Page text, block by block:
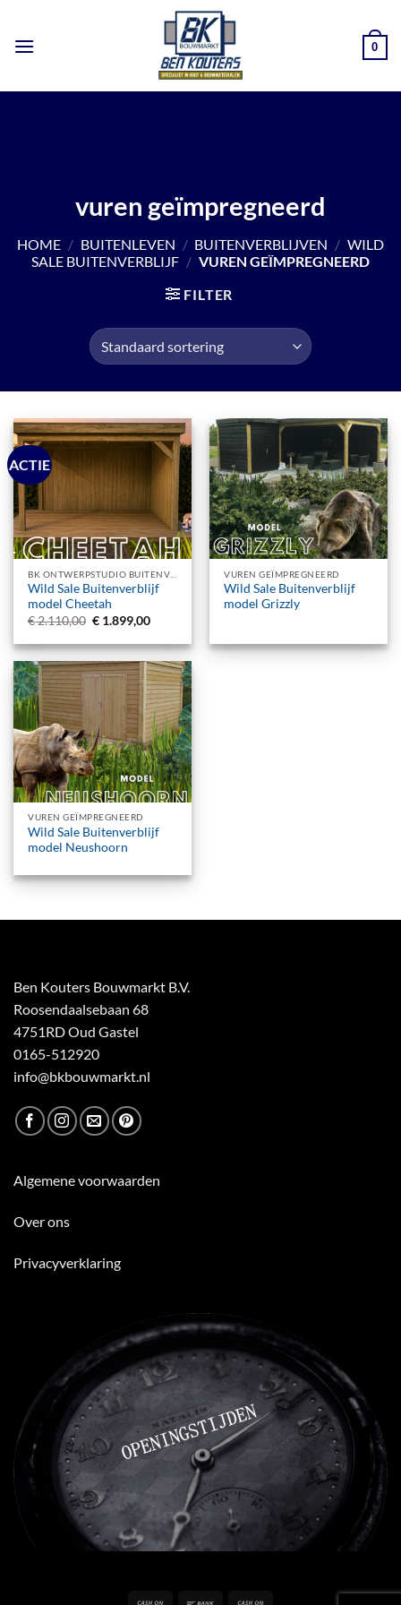
inhoud
0
vuren geïmpregneerd
HOME / BUITENLEVEN / BUITENVERBLIJVEN / WILD
SALE BUITENVERBLIJF / VUREN GEÏMPREGNEERD
FILTER
ACTIE
Wild Sale Buitenverblijf
model Cheetah
€2.110,00 Oorspronkelijke
was:
€ 2.110,00.
€ 1.899,00Huidige
is:
€ 1.899,00.
VUREN GEÏMPREGNEERD
Wild Sale Buitenverblijf
model Grizzly
VUREN GEÏMPREGNEERD
Wild Sale Buitenverblijf
model Neushoorn
Ben Kouters Bouwmarkt B.V.
Roosendaalsebaan 68
4751RD Oud Gastel
0165-512920
info@bkbouwmarkt.nl
Algemene voorwaarden
Over ons
Privacyverklaring